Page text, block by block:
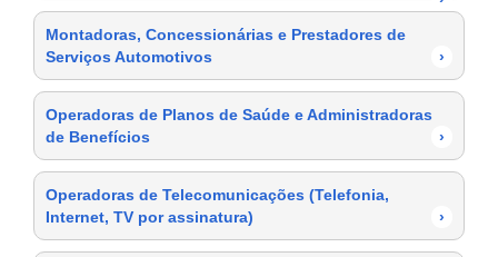
Montadoras, Concessionárias e Prestadores de
Serviços Automotivos
›
Operadoras de Planos de Saúde e Administradoras
de Benefícios
›
Operadoras de Telecomunicações (Telefonia,
Internet, TV por assinatura)
›